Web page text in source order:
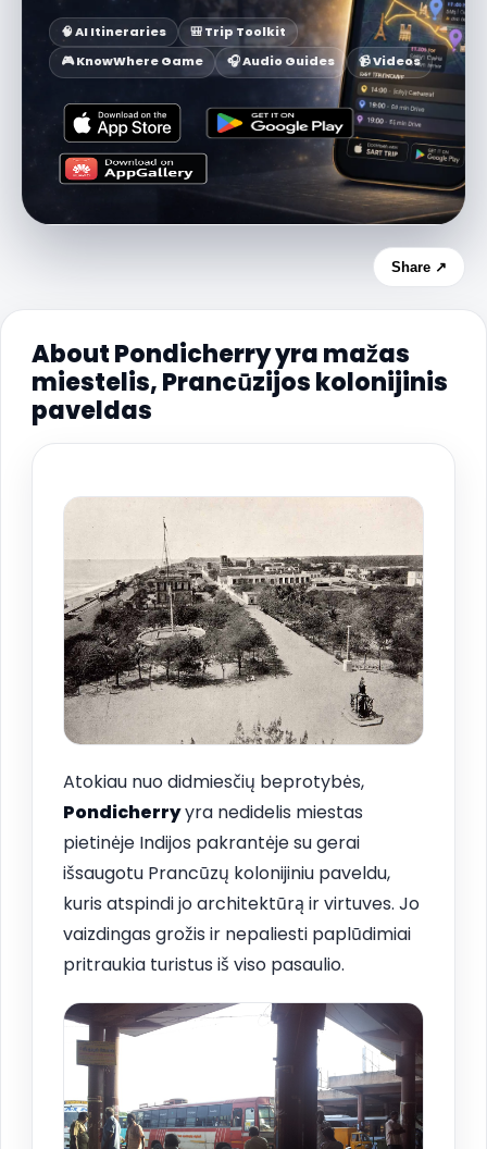
🧠 AI Itineraries
🎒 Trip Toolkit
🎮 KnowWhere Game
🎧 Audio Guides 📹 Videos
Share ↗
About Pondicherry yra mažas
miestelis, Prancūzijos kolonijinis
paveldas
Atokiau nuo didmiesčių beprotybės,
Pondicherryyra nedidelis miestas
pietinėje Indijos pakrantėje su gerai
išsaugotu Prancūzų kolonijiniu paveldu,
kuris atspindi jo architektūrą ir virtuves. Jo
vaizdingas grožis ir nepaliesti paplūdimiai
pritraukia turistus iš viso pasaulio.